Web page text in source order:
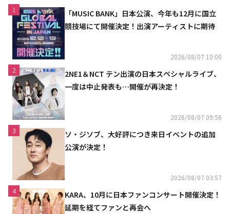
1
「MUSIC BANK」日本公演、今年も12月に国立
競技場にて開催決定！出演アーティストに期待
2026/08/07 10:00
2
2NE1＆NCT テン出演の日本スペシャルライブ、
一度は中止発表も…開催が再決定！
2026/08/07 09:56
3
ソ・ジソブ、大好評につき来日イベントの追加
公演が決定！
2026/08/07 03:57
4
KARA、10月に日本ファンコンサート開催決定！
延期を経てファンと再会へ